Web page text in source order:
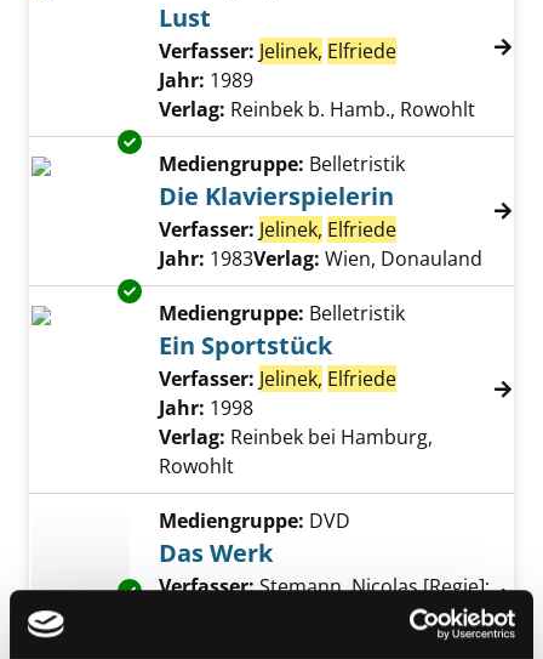
Lust
Verfasser: Jelinek, Elfriede Suche nach
Jahr: 1989
Verlag: Reinbek b. Hamb., Rowohlt
Exemplar-Details von Die Klavierspielerin
Mediengruppe: Belletristik
Die Klavierspielerin
Verfasser: Jelinek, Elfriede
Jahr: 1983Verlag: Wien, Donauland
Exemplar-Details von Ein Sportstück
Mediengruppe: Belletristik
Ein Sportstück
Verfasser: Jelinek, Elfriede Suche nach
Jahr: 1998
Verlag: Reinbek bei Hamburg,
Rowohlt
Exemplar-Details von Das Werk anzeigen
Mediengruppe: DVD
Das Werk
Verfasser:Stemann, Nicolas [Regie];
Suche nach diesem
Wien, Hoanzl